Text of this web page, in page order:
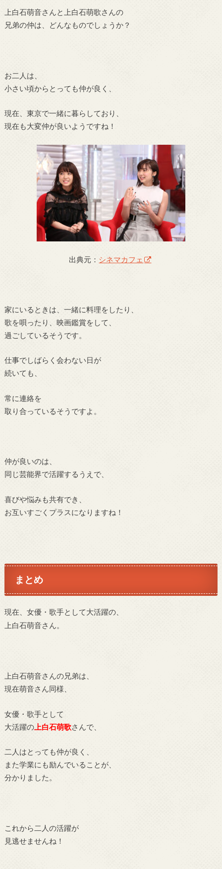
上白石萌音さんと上白石萌歌さんの
兄弟の仲は、どんなものでしょうか？
お二人は、
小さい頃からとっても仲が良く、
現在、東京で一緒に暮らしており、
現在も大変仲が良いようですね！
出典元： シネマカフェ
家にいるときは、一緒に料理をしたり、
歌を唄ったり、映画鑑賞をして、
過ごしているそうです。
仕事でしばらく会わない日が
続いても、
常に連絡を
取り合っているそうですよ。
仲が良いのは、
同じ芸能界で活躍するうえで、
喜びや悩みも共有でき、
お互いすごくプラスになりますね！
まとめ
現在、女優・歌手として大活躍の、
上白石萌音さん。
上白石萌音さんの兄弟は、
現在萌音さん同様、
女優・歌手として
大活躍の上白石萌歌さんで、
二人はとっても仲が良く、
また学業にも励んでいることが、
分かりました。
これから二人の活躍が
見逃せませんね！